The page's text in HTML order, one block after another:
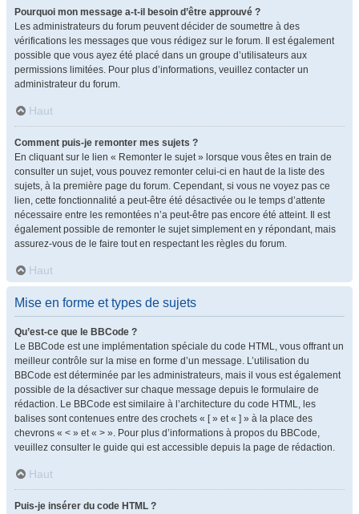
Pourquoi mon message a-t-il besoin d’être approuvé ?
Les administrateurs du forum peuvent décider de soumettre à des
vérifications les messages que vous rédigez sur le forum. Il est également
possible que vous ayez été placé dans un groupe d’utilisateurs aux
permissions limitées. Pour plus d’informations, veuillez contacter un
administrateur du forum.
Haut
Comment puis-je remonter mes sujets ?
En cliquant sur le lien « Remonter le sujet » lorsque vous êtes en train de
consulter un sujet, vous pouvez remonter celui-ci en haut de la liste des
sujets, à la première page du forum. Cependant, si vous ne voyez pas ce
lien, cette fonctionnalité a peut-être été désactivée ou le temps d’attente
nécessaire entre les remontées n’a peut-être pas encore été atteint. Il est
également possible de remonter le sujet simplement en y répondant, mais
assurez-vous de le faire tout en respectant les règles du forum.
Haut
Mise en forme et types de sujets
Qu’est-ce que le BBCode ?
Le BBCode est une implémentation spéciale du code HTML, vous offrant un
meilleur contrôle sur la mise en forme d’un message. L’utilisation du
BBCode est déterminée par les administrateurs, mais il vous est également
possible de la désactiver sur chaque message depuis le formulaire de
rédaction. Le BBCode est similaire à l’architecture du code HTML, les
balises sont contenues entre des crochets « [ » et « ] » à la place des
chevrons « < » et « > ». Pour plus d’informations à propos du BBCode,
veuillez consulter le guide qui est accessible depuis la page de rédaction.
Haut
Puis-je insérer du code HTML ?